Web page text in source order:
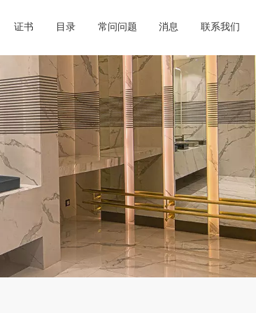
证书 目录 常问问题 消息 联系我们